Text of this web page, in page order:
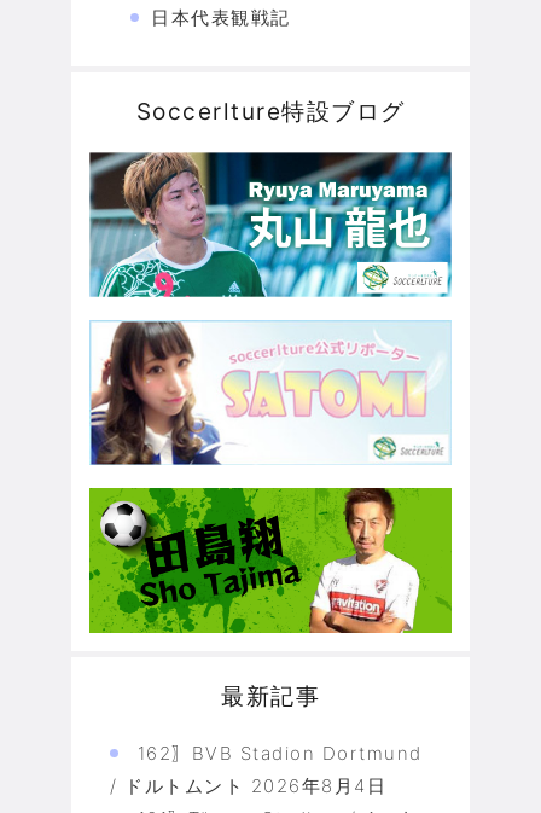
日本代表観戦記
Soccerlture特設ブログ
最新記事
162〗BVB Stadion Dortmund
/ ドルトムント 2026年8月4日